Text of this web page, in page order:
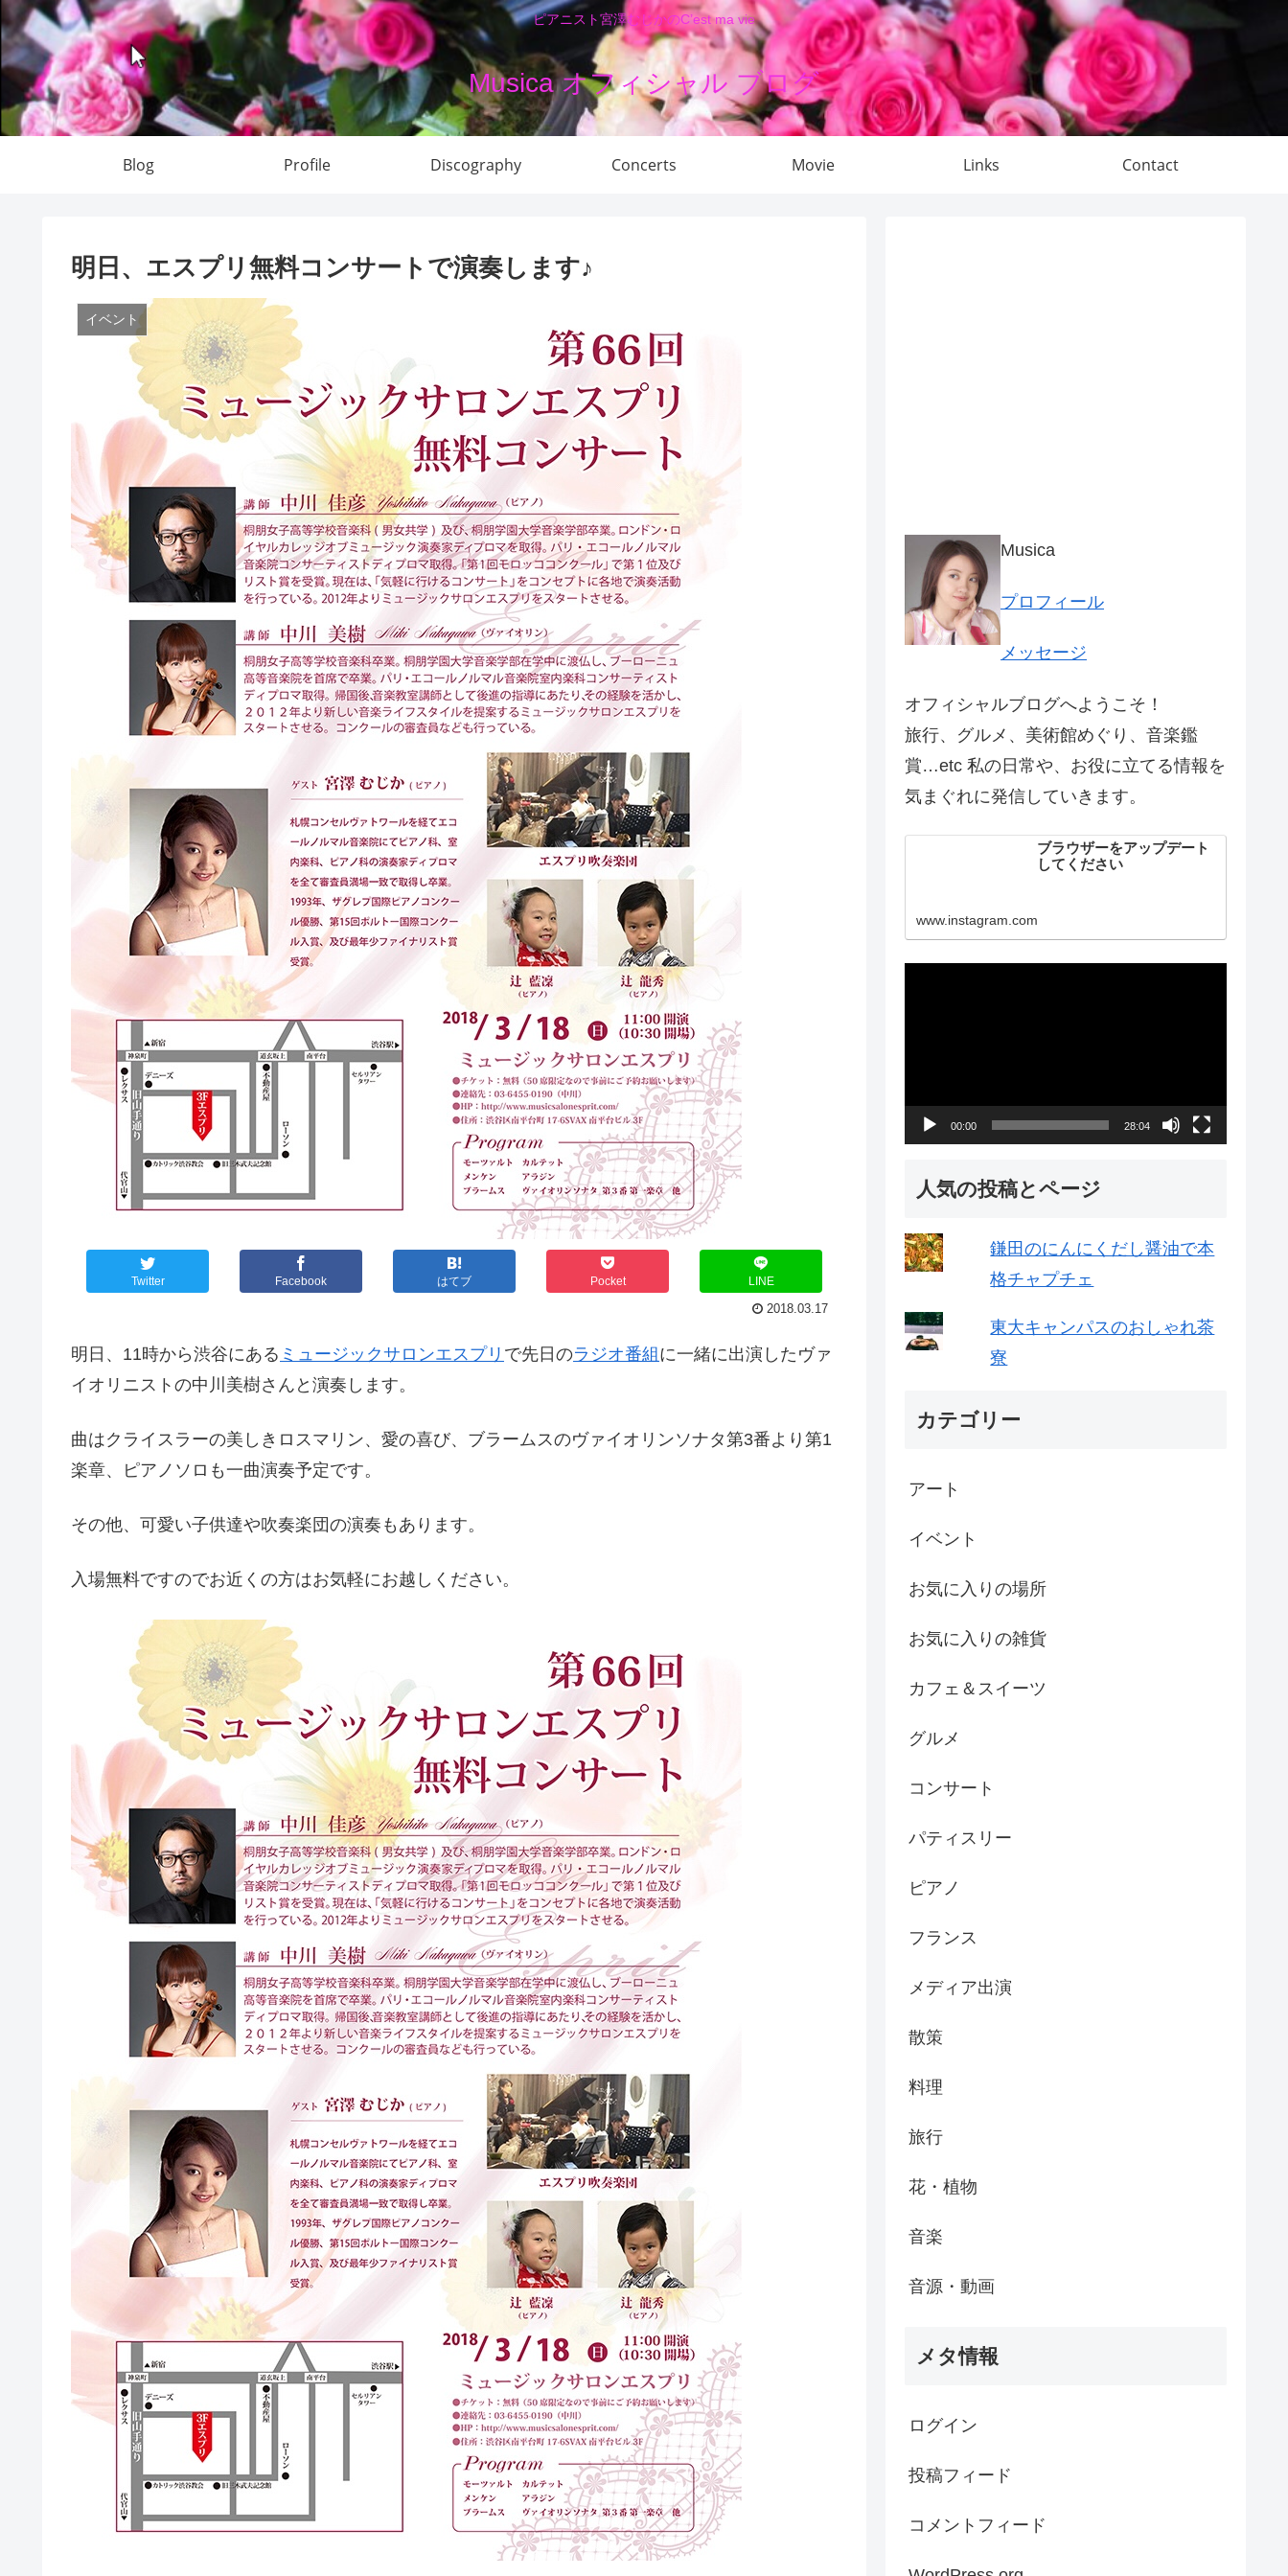
ピアニスト宮澤むじかのC’est ma vie
Musica オフィシャル ブログ
Blog Profile Discography Concerts Movie Links Contact
明日、エスプリ無料コンサートで演奏します♪
イベント
Twitter Facebook はてブ Pocket LINE
2018.03.17
明日、11時から渋谷にある ミュージックサロンエスプリ で先日のラジオ番組に一緒に出演したヴァ
イオリニストの中川美樹さんと演奏します。
曲はクライスラーの美しきロスマリン、愛の喜び、ブラームスのヴァイオリンソナタ第3番より第1
楽章、ピアノソロも一曲演奏予定です。
その他、可愛い子供達や吹奏楽団の演奏もあります。
入場無料ですのでお近くの方はお気軽にお越しください。
Musica
プロフィール
メッセージ
オフィシャルブログへようこそ！
旅行、グルメ、美術館めぐり、音楽鑑
賞…etc 私の日常や、お役に立てる情報を
気まぐれに発信していきます。
ブラウザーをアップデート
してください
www.instagram.com
00:00 28:04
人気の投稿とページ
鎌田のにんにくだし醤油で本
格チャプチェ
東大キャンパスのおしゃれ茶
寮
カテゴリー
アート
イベント
お気に入りの場所
お気に入りの雑貨
カフェ＆スイーツ
グルメ
コンサート
パティスリー
ピアノ
フランス
メディア出演
散策
料理
旅行
花・植物
音楽
音源・動画
メタ情報
ログイン
投稿フィード
コメントフィード